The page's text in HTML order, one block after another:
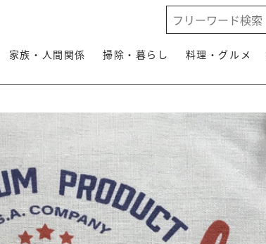
家族・人間関係 掃除・暮らし 料理・グルメ